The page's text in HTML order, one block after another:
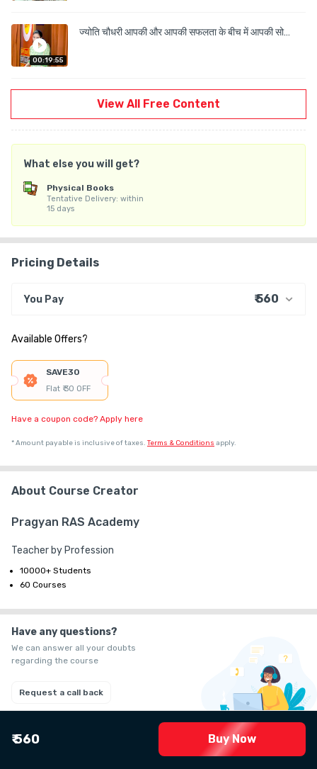
00:19:55
ज्योति चौधरी आपकी और आपकी सफलता के बीच में आपकी सोच
View All Free Content
What else you will get?
Physical Books
Tentative Delivery: within
15 days
Pricing Details
You Pay ₹ 560
G.S.T. (18%)
Available Offers?
SAVE30
Flat ₹ 30 OFF
Have a coupon code? Apply here
*Amount payable is inclusive of taxes. Terms & Conditions apply.
About Course Creator
Pragyan RAS Academy
Teacher by Profession
10000+ Students
60 Courses
Have any questions?
We can answer all your doubts
regarding the course
Request a call back
₹ 560 Buy Now